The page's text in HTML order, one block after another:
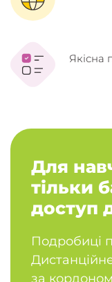
Якісна
Для
тільки
доступ
Подробиці
за